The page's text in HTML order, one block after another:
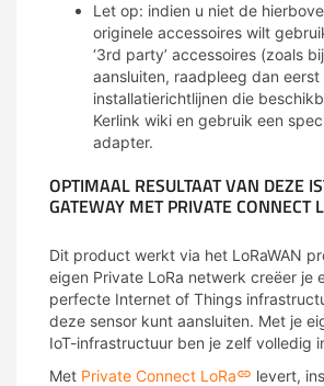
Let op: indien u niet de
originele accessoires wilt
‘3rd party’ accessoires (zoals
aansluiten, raadpleeg dan eerst
installatierichtlijnen die
Kerlink wiki en gebruik een
adapter.
OPTIMAAL RESULTAAT VAN DEZE
GATEWAY MET PRIVATE CONNECT
Dit product werkt via het LoRaWAN
eigen Private LoRa netwerk creëer je
perfecte Internet of Things
deze sensor kunt aansluiten. Met je
IoT-infrastructuur ben je zelf volledig
Met Private Connect LoRa
levert,